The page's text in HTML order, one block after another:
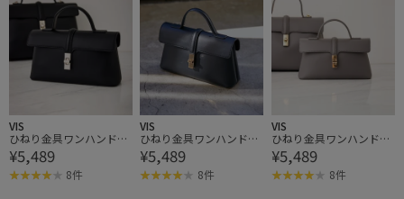
VIS
ひねり金具ワンハンドル
ミニショルダーバッグ/2
WAY,WEB限定カラーあり
¥5,489
8件
VIS
ひねり金具ワンハンドル
ミニショルダーバッグ/2
WAY,WEB限定カラーあり
¥5,489
8件
VIS
ひねり金具ワンハンドル
ミニショルダーバッグ/2
WAY,WEB限定カラーあり
¥5,489
8件